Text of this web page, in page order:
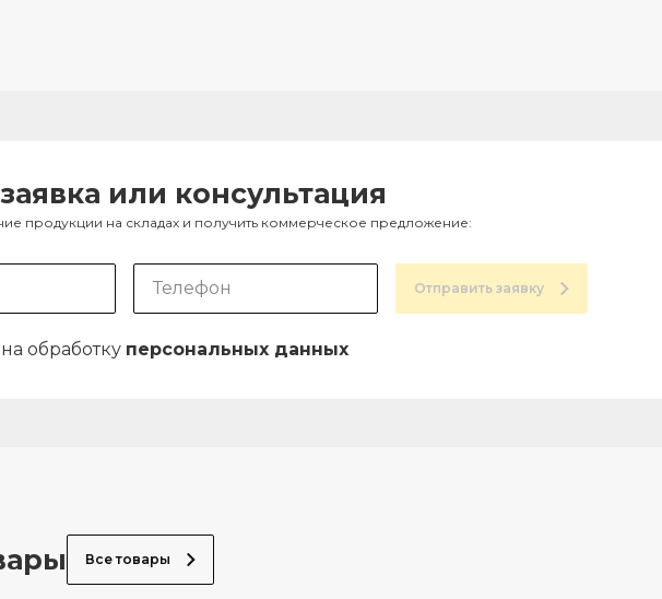
или консультация
продукции на складах и получить коммерческое предложение:
Отправить заявку
обработку персональных данных
Все товары